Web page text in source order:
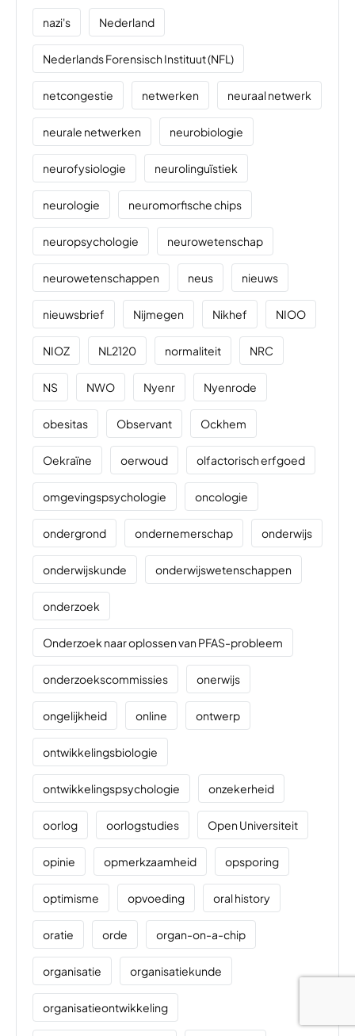
nazi's Nederland
Nederlands Forensisch Instituut (NFL)
netcongestie netwerken neuraal netwerk
neurale netwerken neurobiologie
neurofysiologie neurolinguïstiek
neurologie neuromorfische chips
neuropsychologie neurowetenschap
neurowetenschappen neus nieuws
nieuwsbrief Nijmegen Nikhef NIOO
NIOZ NL2120 normaliteit NRC
NS NWO Nyenr Nyenrode
obesitas Observant Ockhem
Oekraïne oerwoud olfactorisch erfgoed
omgevingspsychologie oncologie
ondergrond ondernemerschap onderwijs
onderwijskunde onderwijswetenschappen
onderzoek
Onderzoek naar oplossen van PFAS-probleem
onderzoekscommissies onerwijs
ongelijkheid online ontwerp
ontwikkelingsbiologie
ontwikkelingspsychologie onzekerheid
oorlog oorlogstudies Open Universiteit
opinie opmerkzaamheid opsporing
optimisme opvoeding oral history
oratie orde organ-on-a-chip
organisatie organisatiekunde
organisatieontwikkeling